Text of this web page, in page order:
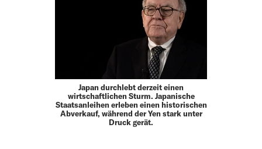
Japan durchlebt derzeit einen
wirtschaftlichen Sturm. Japanische
Staatsanleihen erleben einen historischen
Abverkauf, während der Yen stark unter
Druck gerät.